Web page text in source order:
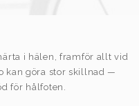
i hälen, framför allt vid
kan göra stor skillnad —
för hålfoten.